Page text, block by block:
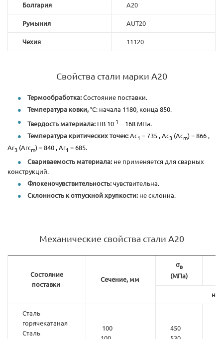
Болгария A20
Румыния AUT20
Чехия 11120
Свойства стали марки А20
Термообработка:Состояние поставки.
Температура ковки,°С: начала 1180, конца 850.
Твердость материала: HB 10-1 = 168 МПа.
Температура критических точек:Ac1 = 735 , Ac3 (Acm) = 866 ,
Ar3 (Arcm) = 840 , Ar1 = 685.
Свариваемость материала: не применяется для сварных
конструкций.
Флокеночувствительность:чувствительна.
Склонность к отпускной хрупкости: не склонна.
Механические свойства стали А20
Состояние
поставки
Сечение, мм
σв
(МПа)
не
Сталь
горячекатаная
Сталь
100
450